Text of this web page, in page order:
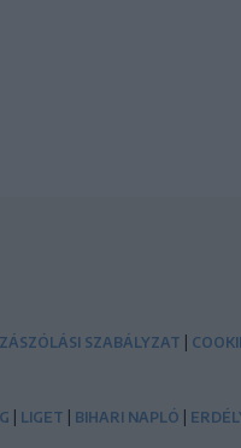
SZABÁLYZAT
LIGET BIHARI NAPLÓ